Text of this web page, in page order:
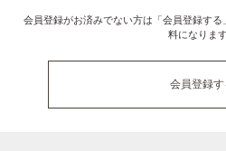
会員登録がお済みでない方は「会員登録す
料になります
会員登録す